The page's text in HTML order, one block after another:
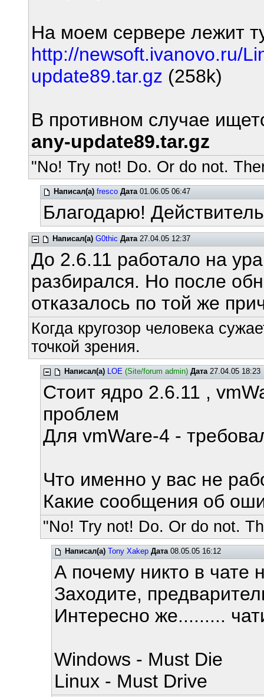
На моем сервере лежит
http://newsoft.ivanovo.ru/
update89.tar.gz (258k)
В противном случае
any-update89.tar.gz
"No! Try not! Do. Or do not.
Написал(а) fresco Дата01.06.05 06:47
Благодарю!
Написал(а) G0thic Дата27.04.05 12:37
До 2.6.11 работало на
разбирался. Но после
отказалось по той же
Когда кругозор человека
точкой зрения.
Написал(а) LOE (Site/forum admin) Дата27.04.05 18:23
Стоит ядро 2.6.11 ,
проблем
Для vmWare-4 -
Что именно у вас не
Какие сообщения об
"No! Try not! Do. Or do not.
Написал(а) Tony Xakep Дата08.05.05 16:12
А почему никто в чате
Заходите,
Интересно же.........
Windows - Must Die
Linux - Must Drive